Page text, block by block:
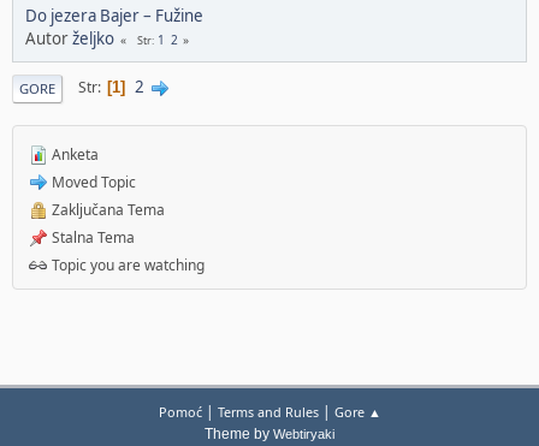
Do jezera Bajer – Fužine
Autorželjko Str 1 2
GORE Str 1 2
Anketa
Moved Topic
Zaključana Tema
Stalna Tema
Topic you are watching
Pomoć| Terms and Rules| Gore ▲
Theme by Webtiryaki